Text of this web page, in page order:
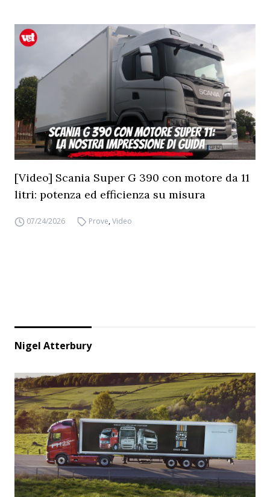
[Video] Scania Super G 390 con motore da 11
litri: potenza ed efficienza su misura
07/24/2026 Prove,Video
Nigel Atterbury